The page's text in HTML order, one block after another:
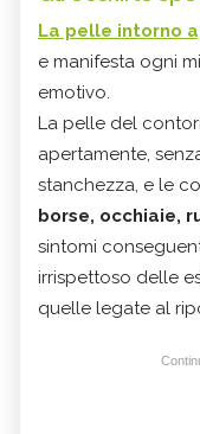
La pelle intorno
e manifesta ogni
emotivo.
La pelle del
apertamente,
stanchezza, e le
borse, occhiaie,
sintomi
irrispettoso delle
quelle legate al